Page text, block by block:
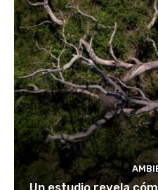
Un estudio revela